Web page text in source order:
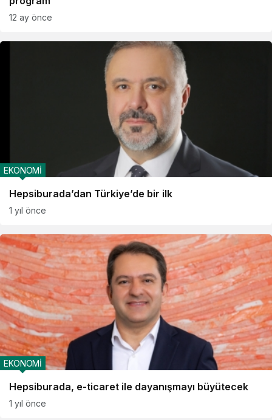
12 ay önce
Hepsiburada’dan Türkiye’de bir ilk
EKONOMİ
1 yıl önce
Hepsiburada, e-ticaret ile dayanışmayı büyütecek
EKONOMİ
1 yıl önce